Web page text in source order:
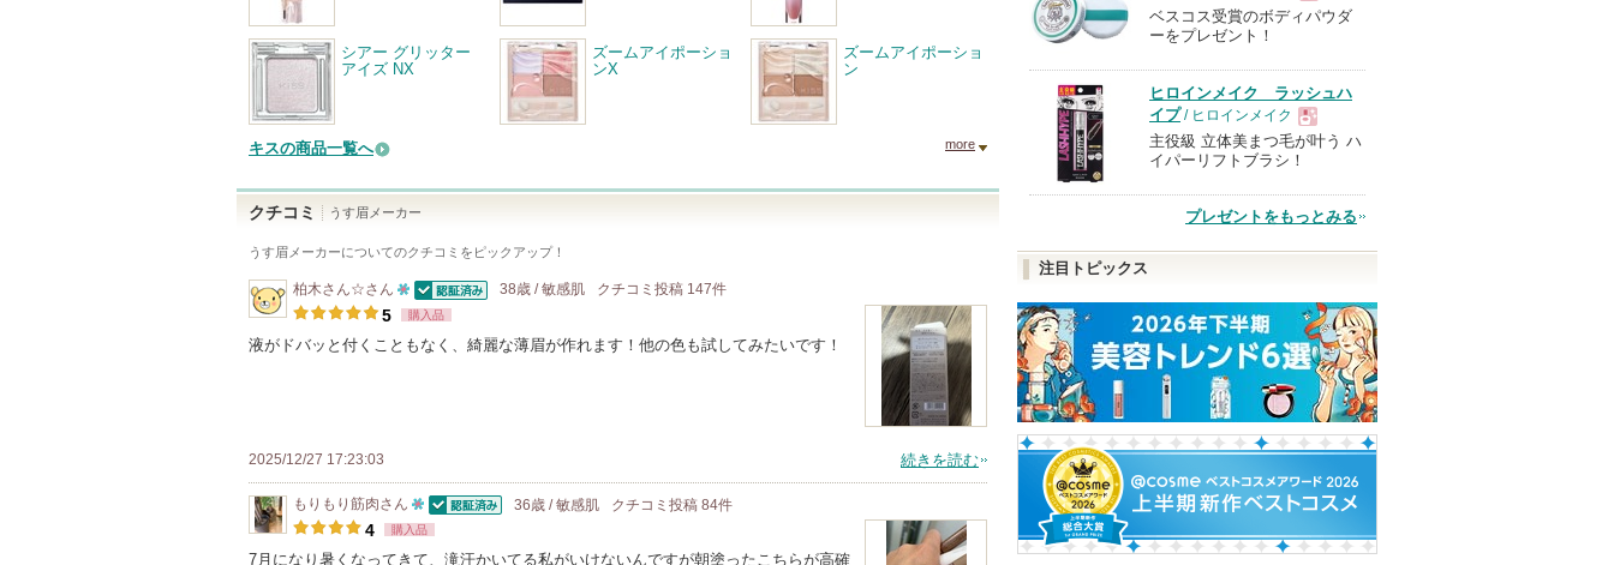
シアー グリッター
アイズ NX
ズームアイポーショ
ンX
ズームアイポーショ
ン
キスの商品一覧へ more
クチコミ うす眉メーカー
うす眉メーカーについてのクチコミをピックアップ！
柏木さん☆さん
10
人
ン
バ
ー
認証済
38歳 / 敏感肌 クチコミ投稿 147件
5 購入品
液がドバッと付くこともなく、綺麗な薄眉が作れます！他の色も試してみたいです！
2025/12/27 17:23:03 続きを読む
もりもり筋肉さん
10
人
認証済
36歳 / 敏感肌 クチコミ投稿 84件
4 購入品
7月になり暑くなってきて、滝汗かいてる私がいけないんですが朝塗ったこちらが高確
現
品
ベスコス受賞のボディパウダ
ーをプレゼント！
ヒロインメイク ラッシュハ
イプ/ ヒロインメイク
現
品
主役級 立体美まつ毛が叶う ハ
イパーリフトブラシ！
プレゼントをもっとみる
注目トピックス